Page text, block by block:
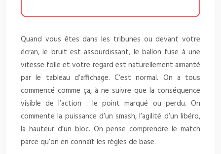
Quand vous êtes dans les tribunes ou devant votre
écran, le bruit est assourdissant, le ballon fuse à une
vitesse folle et votre regard est naturellement aimanté
par le tableau d’affichage. C’est normal. On a tous
commencé comme ça, à ne suivre que la conséquence
visible de l’action : le point marqué ou perdu. On
commente la puissance d’un smash, l’agilité d’un libéro,
la hauteur d’un bloc. On pense comprendre le match
parce qu’on en connaît les règles de base.